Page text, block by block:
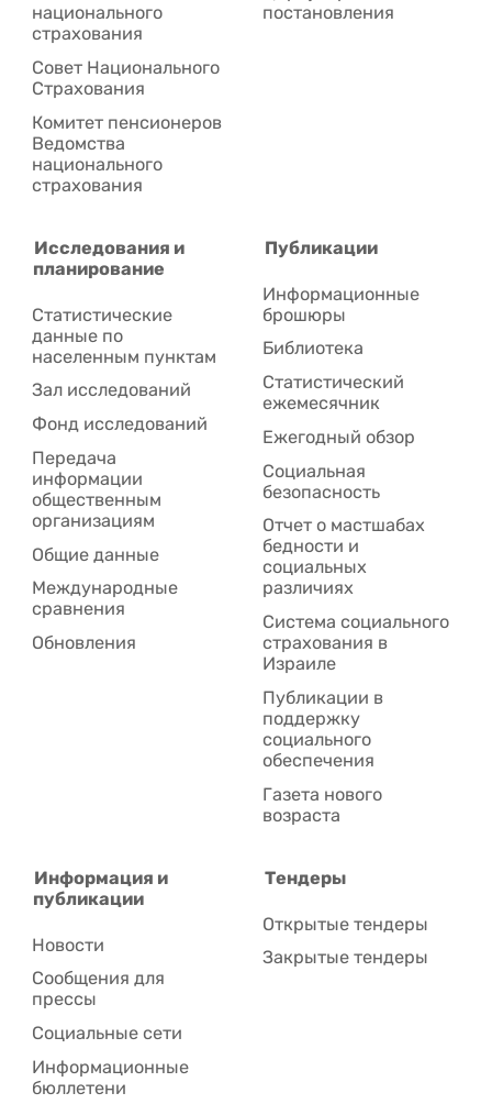
национального
страхования
Совет Национального
Cтрахования
Комитет пенсионеров
Ведомства
национального
страхования
постановления
Исследования и
планирование
Статистические
данные по
населенным пунктам
Зал исследований
Фонд исследований
Передача
информации
общественным
организациям
Общие данные
Международные
сравнения
Обновления
Публикации
Информационные
брошюры
Библиотека
Статистический
ежемесячник
Ежегодный обзор
Социальная
безопасность
Отчет о мастшабах
бедности и
социальных
различиях
Система социального
страхования в
Израиле
Публикации в
поддержку
социального
обеспечения
Газета нового
возраста
Информация и
публикации
Новости
Сообщения для
прессы
Социальные сети
Информационные
бюллетени
Тендеры
Открытые тендеры
Закрытые тендеры